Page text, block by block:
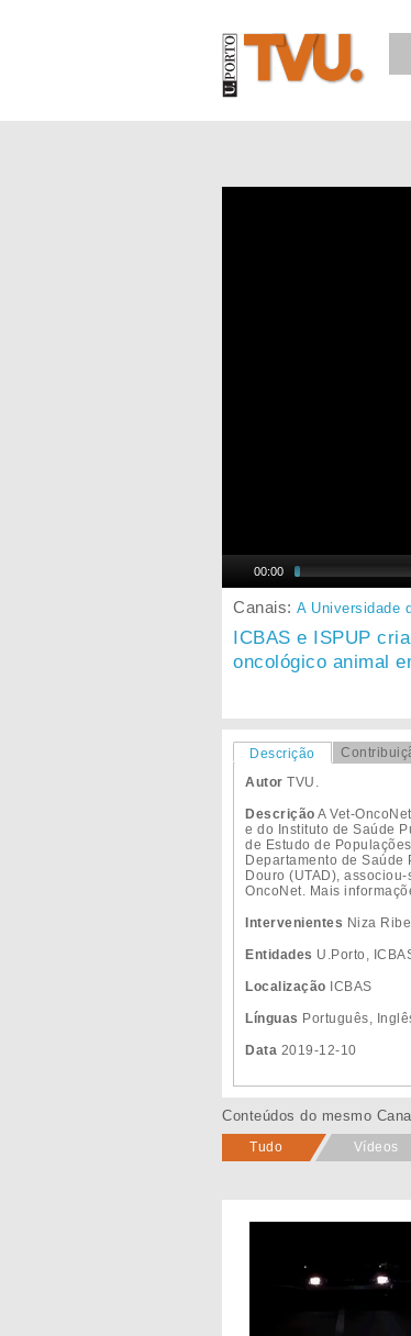
00:00
Canais: A Universidade
ICBAS e ISPUP
oncológico animal
Descrição
Autor TVU.
Descrição A Vet-
e do Instituto de Saúde
de Estudo de
Departamento de Saúde
Douro (UTAD),
OncoNet. Mais
Intervenientes Niza
Entidades U.Porto,
Localização ICBAS
Línguas Português,
Data 2019-12-10
Conteúdos do mesmo Canal
Tudo Vídeos